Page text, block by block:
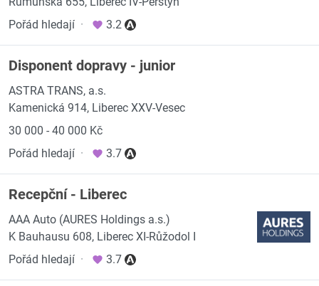
Pořád hledají · 3.2
Disponent dopravy - junior
ASTRA TRANS, a.s.
Kamenická 914, Liberec XXV-Vesec
30 000 - 40 000 Kč
Pořád hledají · 3.7
Recepční - Liberec
AAA Auto (AURES Holdings a.s.)
K Bauhausu 608, Liberec XI-Růžodol I
Pořád hledají · 3.7